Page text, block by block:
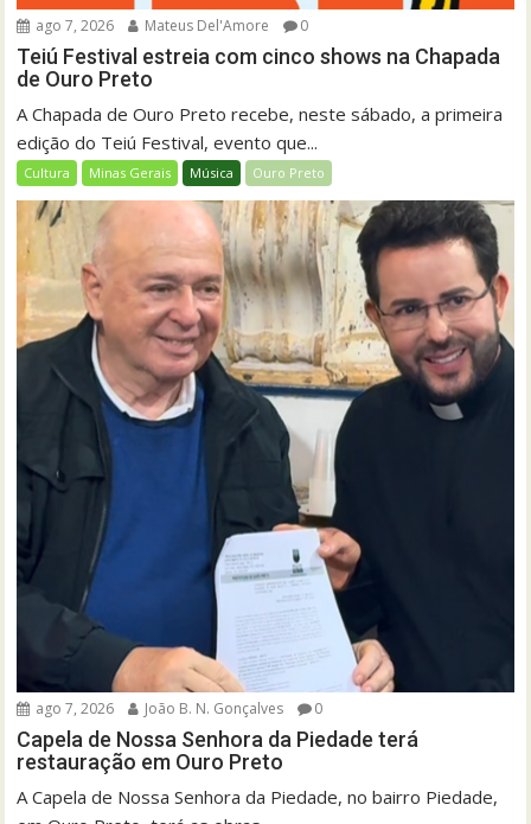
ago 7, 2026 Mateus Del'Amore 0
Teiú Festival estreia com cinco shows na Chapada
de Ouro Preto
A Chapada de Ouro Preto recebe, neste sábado, a primeira
edição do Teiú Festival, evento que...
Cultura Minas Gerais Música Ouro Preto
ago 7, 2026 João B. N. Gonçalves 0
Capela de Nossa Senhora da Piedade terá
restauração em Ouro Preto
A Capela de Nossa Senhora da Piedade, no bairro Piedade,